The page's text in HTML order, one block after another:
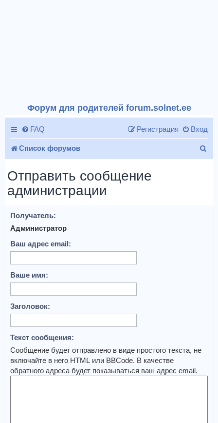
Форум для родителей forum.solnet.ee
FAQ Вход
Регистрация
Список форумов
Отправить сообщение
администрации
Получатель:
Администратор
Ваш адрес email:
Ваше имя:
Заголовок:
Текст сообщения:
Сообщение будет отправлено в виде простого текста, не
включайте в него HTML или BBCode. В качестве
обратного адреса будет показываться ваш адрес email.